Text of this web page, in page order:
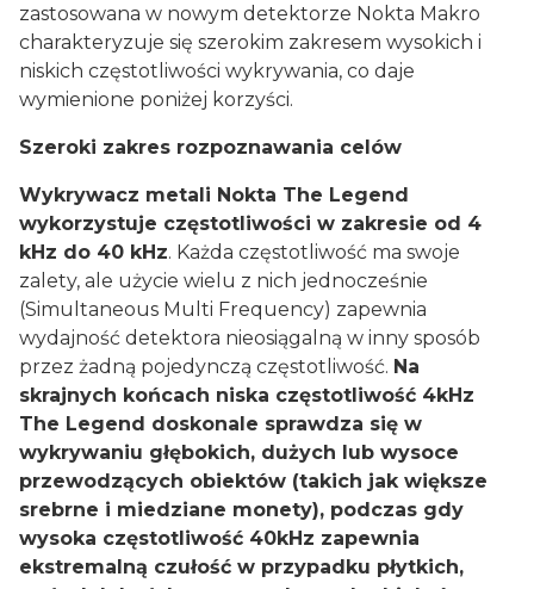
zastosowana w nowym detektorze Nokta Makro
charakteryzuje się szerokim zakresem wysokich i
niskich częstotliwości wykrywania, co daje
wymienione poniżej korzyści.
Szeroki zakres rozpoznawania celów
Wykrywacz metali Nokta The Legend
wykorzystuje częstotliwości w zakresie od 4
kHz do 40 kHz. Każda częstotliwość ma swoje
zalety, ale użycie wielu z nich jednocześnie
(Simultaneous Multi Frequency) zapewnia
wydajność detektora nieosiągalną w inny sposób
przez żadną pojedynczą częstotliwość. Na
skrajnych końcach niska częstotliwość 4kHz
The Legend doskonale sprawdza się w
wykrywaniu głębokich, dużych lub wysoce
przewodzących obiektów (takich jak większe
srebrne i miedziane monety), podczas gdy
wysoka częstotliwość 40kHz zapewnia
ekstremalną czułość w przypadku płytkich,